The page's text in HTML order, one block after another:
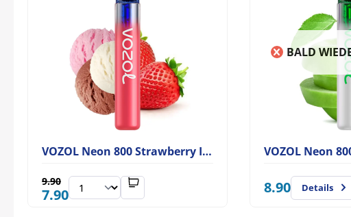
VOZOL Neon 800 Strawberry Ice Cream
7.90
9.90
BALD
VOZOL Neon
8.90 Details